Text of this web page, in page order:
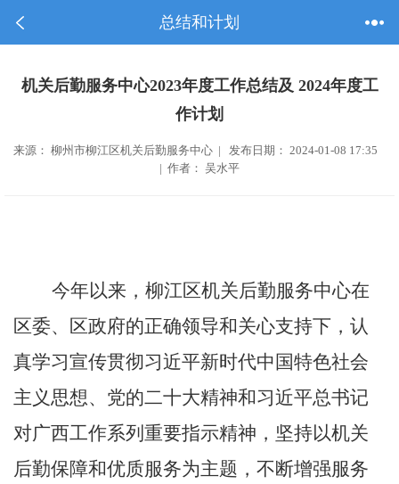
总结和计划
机关后勤服务中心2023年度工作总结及 2024年度工
作计划
来源： 柳州市柳江区机关后勤服务中心 | 发布日期： 2024-01-08 17:35
| 作者： 吴水平
今年以来，柳江区机关后勤服务中心在
区委、区政府的正确领导和关心支持下，认
真学习宣传贯彻习近平新时代中国特色社会
主义思想、党的二十大精神和习近平总书记
对广西工作系列重要指示精神，坚持以机关
后勤保障和优质服务为主题，不断增强服务